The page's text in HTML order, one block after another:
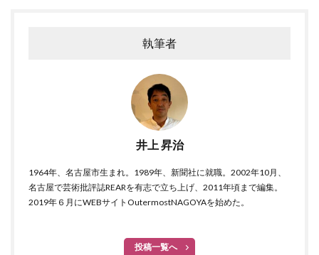
執筆者
井上 昇治
1964年、名古屋市生まれ。1989年、新聞社に就職。2002年10月、
名古屋で芸術批評誌REARを有志で立ち上げ、2011年頃まで編集。
2019年６月にWEBサイトOutermostNAGOYAを始めた。
投稿一覧へ